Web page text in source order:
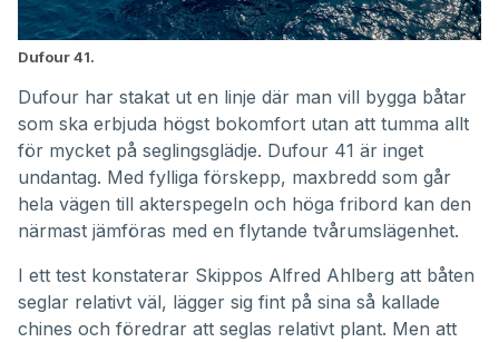
Dufour 41.
Dufour har stakat ut en linje där man vill bygga båtar
som ska erbjuda högst bokomfort utan att tumma allt
för mycket på seglingsglädje. Dufour 41 är inget
undantag. Med fylliga förskepp, maxbredd som går
hela vägen till akterspegeln och höga fribord kan den
närmast jämföras med en flytande tvårumslägenhet.
I ett test konstaterar Skippos Alfred Ahlberg att båten
seglar relativt väl, lägger sig fint på sina så kallade
chines och föredrar att seglas relativt plant. Men att